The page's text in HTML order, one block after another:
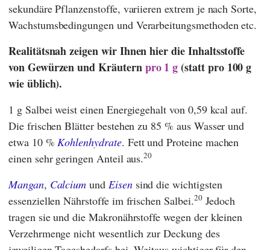
sekundäre Pflanzenstoffe, variieren extrem je nach Sorte,
Wachstumsbedingungen und Verarbeitungsmethoden etc.
Realitätsnah zeigen wir Ihnen hier die Inhaltsstoffe
von Gewürzen und Kräuternpro 1 g(statt pro 100 g
wie üblich).
1 g Salbei weist einen Energiegehalt von 0,59 kcal auf.
Die frischen Blätter bestehen zu 85 % aus Wasser und
etwa 10 % Kohlenhydrate. Fett und Proteine machen
einen sehr geringen Anteil aus.20
Mangan, Calcium und Eisensind die wichtigsten
essenziellen Nährstoffe im frischen Salbei.20Jedoch
tragen sie und die Makronährstoffe wegen der kleinen
Verzehrmenge nicht wesentlich zur Deckung des